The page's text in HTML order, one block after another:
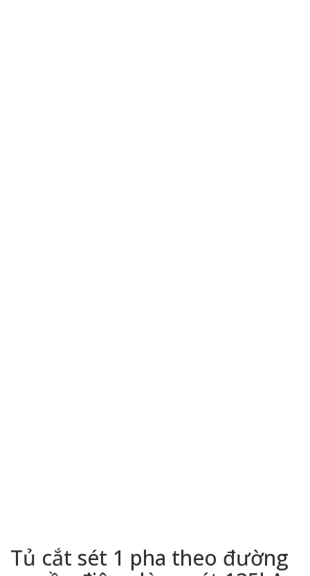
Tủ cắt sét 1 pha theo đường